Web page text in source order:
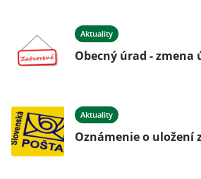
Aktuality
Obecný úrad -
Aktuality
Oznámenie o uložení